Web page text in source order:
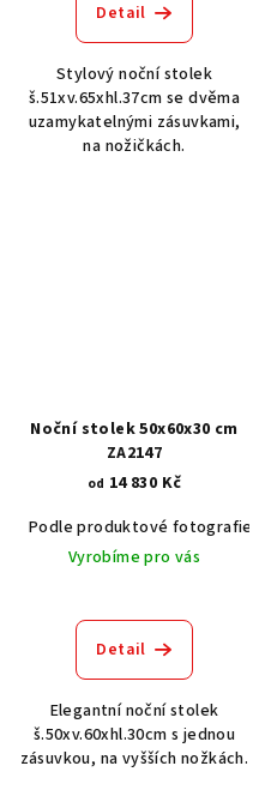
Detail
Stylový noční stolek
š.51xv.65xhl.37cm se dvěma
uzamykatelnými zásuvkami,
na nožičkách.
Noční stolek 50x60x30 cm
ZA2147
od 14 830 Kč
Podle produktové fotografie
Vyrobíme pro vás
Detail
Elegantní noční stolek
š.50xv.60xhl.30cm s jednou
zásuvkou, na vyšších nožkách.